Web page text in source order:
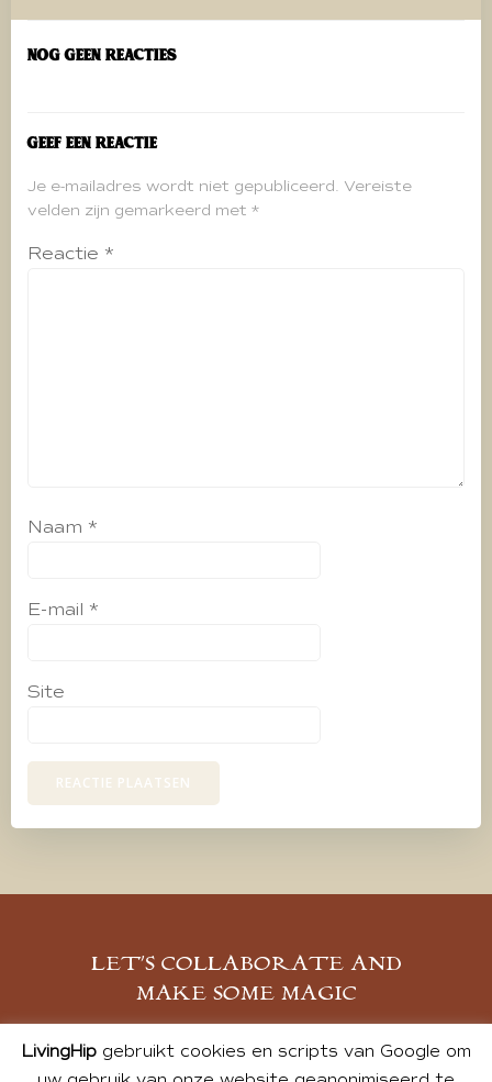
navigatie
Nog geen reacties
Geef een reactie
Je e-mailadres wordt niet gepubliceerd. Vereiste
velden zijn gemarkeerd met *
Reactie *
Naam *
E-mail *
Site
LET’S COLLABORATE AND
MAKE SOME MAGIC
MELD JE AAN
LivingHipgebruikt cookies en scripts van Google om